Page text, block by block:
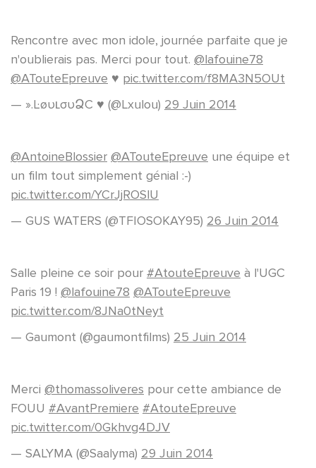
Rencontre avec mon idole, journée parfaite que je
n'oublierais pas. Merci pour tout. @lafouine78
@ATouteEpreuve ♥ pic.twitter.com/f8MA3N5OUt
— ».ĿøυʟσυՁC ♥ (@Lxulou) 29 Juin 2014
@AntoineBlossier @ATouteEpreuve une équipe et
un film tout simplement génial :-)
pic.twitter.com/YCrJjROSlU
— GUS WATERS (@TFIOSOKAY95) 26 Juin 2014
Salle pleine ce soir pour #AtouteEpreuve à l'UGC
Paris 19 ! @lafouine78 @ATouteEpreuve
pic.twitter.com/8JNa0tNeyt
— Gaumont (@gaumontfilms) 25 Juin 2014
Merci @thomassoliveres pour cette ambiance de
FOUU #AvantPremiere #AtouteEpreuve
pic.twitter.com/0Gkhvg4DJV
— SALYMA (@Saalyma) 29 Juin 2014